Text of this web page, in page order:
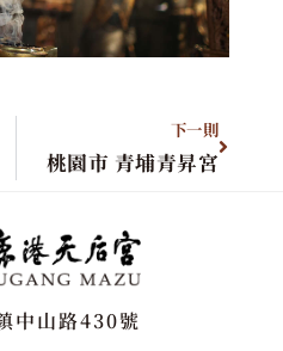
下一則
桃園市 青埔青昇宮
中山路430號